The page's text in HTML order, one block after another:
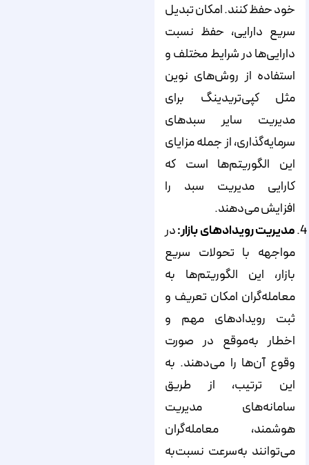
خود حفظ کنند. امکان تبدیل
سریع دارایی، حفظ نسبت
دارایی‌ها در شرایط مختلف و
استفاده از روش‌های نوین
مثل کپی‌تریدینگ برای
مدیریت سایر سبدهای
سرمایه‌گذاری، از جمله مزایای
این الگوریتم‌ها است که
کارایی مدیریت سبد را
افزایش می‌دهند.
مدیریت رویدادهای بازار:در
مواجهه با تحولات سریع
بازار، این الگوریتم‌ها به
معامله‌گران امکان تعریف و
ثبت رویدادهای مهم و
اخطار به‌موقع در صورت
وقوع آن‌ها را می‌دهند. به
این ترتیب، از طریق
سامانه‌های مدیریت
هوشمند، معامله‌گران
می‌توانند به‌سرعت نسبت‌به